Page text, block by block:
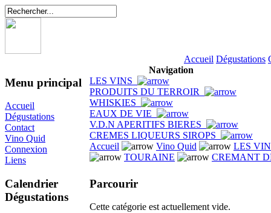
Accueil Dégustations
Menu principal
Accueil
Dégustations
Contact
Vino Quid
Connexion
Liens
Calendrier
Dégustations
Navigation
LES VINS
PRODUITS DU TERROIR
WHISKIES
EAUX DE VIE
V.D.N APERITIFS BIERES
CREMES LIQUEURS SIROPS
Accueil
Vino Quid
LES
TOURAINE
CREMANT
Parcourir
Cette catégorie est actuellement vide.